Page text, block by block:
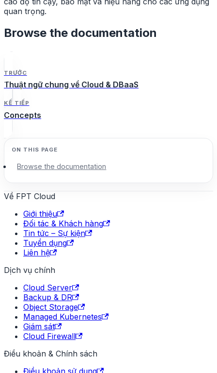
quan trọng.
Browse the documentation
TRƯỚC
Thuật ngữ chung về Cloud & DBaaS
KẾ TIẾP
Concepts
Browse the documentation
Về FPT Cloud
Giới thiệu
Đối tác & Khách hàng
Tin tức – Sự kiện
Tuyển dụng
Liên hệ
Dịch vụ chính
Cloud Server
Backup & DR
Object Storage
Managed Kubernetes
Giám sát
Cloud Firewall
Điều khoản & Chính sách